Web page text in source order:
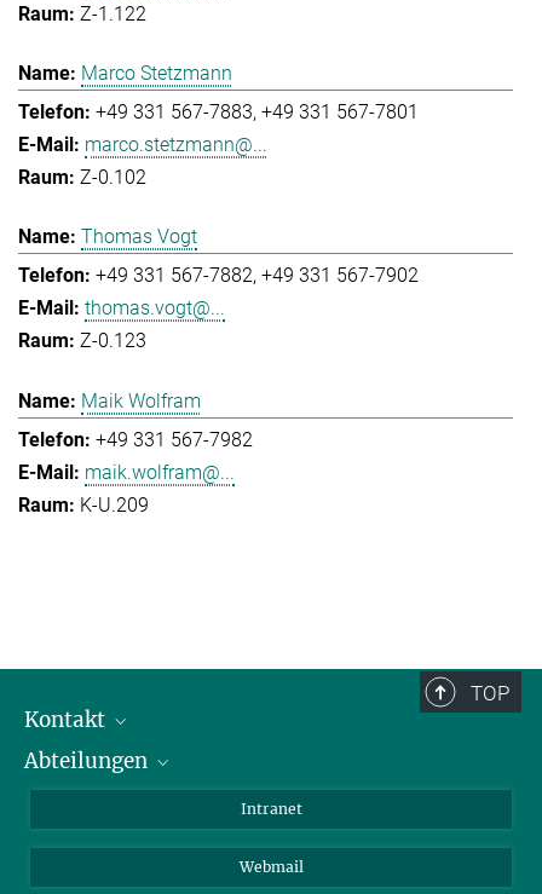
Z-1.122
Marco Stetzmann
+49 331 567-7883 +49 331 567-7801
marco.stetzmann@...
Z-0.102
Thomas Vogt
+49 331 567-7882 +49 331 567-7902
thomas.vogt@...
Z-0.123
Maik Wolfram
+49 331 567-7982
maik.wolfram@...
K-U.209
TOP
Kontakt
Mitarbeiterverzeichnis
Abteilungen
Kolloidchemie
Intranet
Webmail